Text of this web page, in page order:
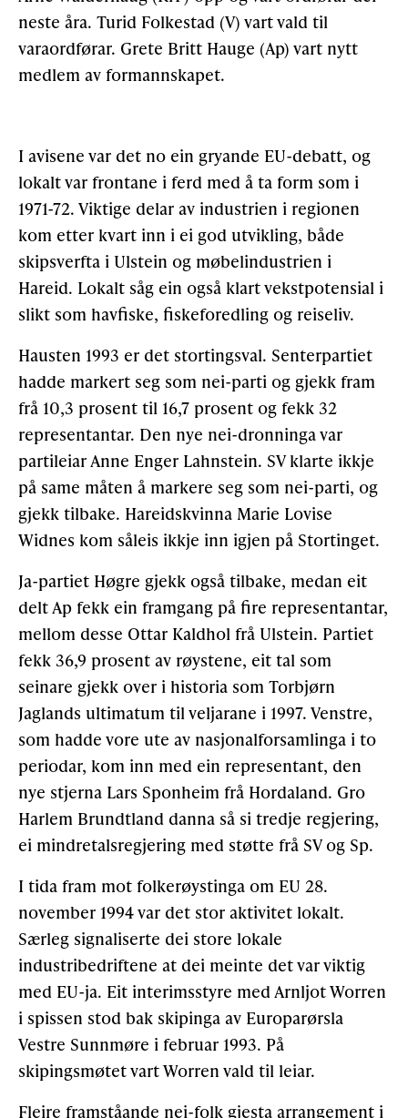
neste åra. Turid Folkestad (V) vart vald til
varaordførar. Grete Britt Hauge (Ap) vart nytt
medlem av formannskapet.
I avisene var det no ein gryande EU-debatt, og
lokalt var frontane i ferd med å ta form som i
1971-72. Viktige delar av industrien i regionen
kom etter kvart inn i ei god utvikling, både
skipsverfta i Ulstein og møbelindustrien i
Hareid. Lokalt såg ein også klart vekstpotensial i
slikt som havfiske, fiskeforedling og reiseliv.
Hausten 1993 er det stortingsval. Senterpartiet
hadde markert seg som nei-parti og gjekk fram
frå 10,3 prosent til 16,7 prosent og fekk 32
representantar. Den nye nei-dronninga var
partileiar Anne Enger Lahnstein. SV klarte ikkje
på same måten å markere seg som nei-parti, og
gjekk tilbake. Hareidskvinna Marie Lovise
Widnes kom såleis ikkje inn igjen på Stortinget.
Ja-partiet Høgre gjekk også tilbake, medan eit
delt Ap fekk ein framgang på fire representantar,
mellom desse Ottar Kaldhol frå Ulstein. Partiet
fekk 36,9 prosent av røystene, eit tal som
seinare gjekk over i historia som Torbjørn
Jaglands ultimatum til veljarane i 1997. Venstre,
som hadde vore ute av nasjonalforsamlinga i to
periodar, kom inn med ein representant, den
nye stjerna Lars Sponheim frå Hordaland. Gro
Harlem Brundtland danna så si tredje regjering,
ei mindretalsregjering med støtte frå SV og Sp.
I tida fram mot folkerøystinga om EU 28.
november 1994 var det stor aktivitet lokalt.
Særleg signaliserte dei store lokale
industribedriftene at dei meinte det var viktig
med EU-ja. Eit interimsstyre med Arnljot Worren
i spissen stod bak skipinga av Europarørsla
Vestre Sunnmøre i februar 1993. På
skipingsmøtet vart Worren vald til leiar.
Fleire framståande nei-folk gjesta arrangement i